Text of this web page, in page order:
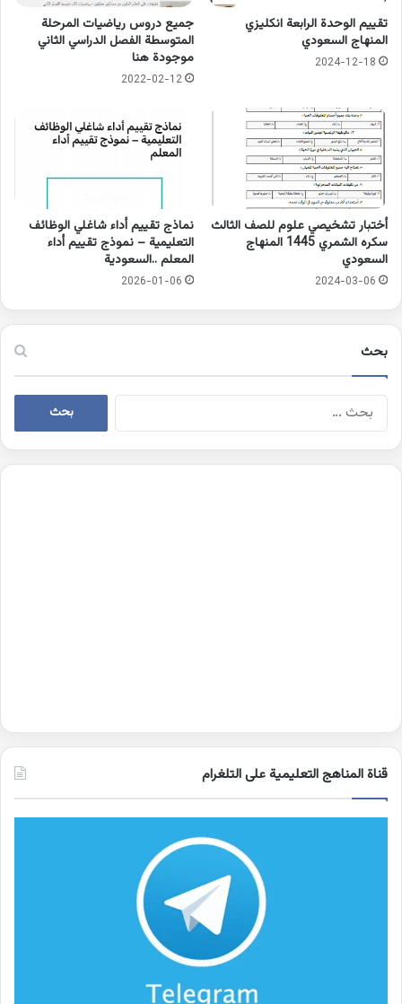
تقييم الوحدة الرابعة انكليزي
المنهاج السعودي
2024-12-18
جميع دروس رياضيات المرحلة
المتوسطة الفصل الدراسي الثاني
موجودة هنا
2022-02-12
أختبار تشخيصي علوم للصف الثالث
سكره الشمري 1445 المنهاج
السعودي
2024-03-06
نماذج تقييم أداء شاغلي الوظائف
التعليمية – نموذج تقييم أداء
المعلم ..السعودية
2026-01-06
بحث
البحث
قناة المناهج التعليمية على التلغرام